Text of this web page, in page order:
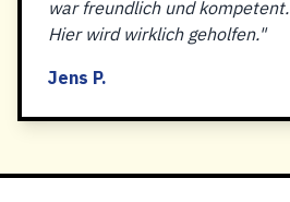
war freundlich und
Hier wird wirklich geholfen."
Jens P.